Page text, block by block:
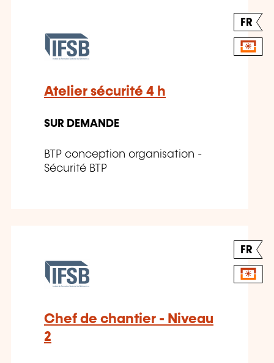
FR
Atelier sécurité 4 h
SUR DEMANDE
BTP conception organisation -
Sécurité BTP
FR
Chef de chantier - Niveau
2